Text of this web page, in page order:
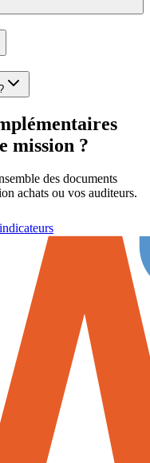
mission ?
des documents
achats ou vos auditeurs.